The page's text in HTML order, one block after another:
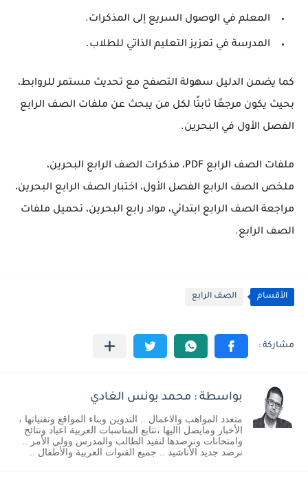
المعلم في الوصول السريع إلى المذكرات.
المدرسة في تعزيز التعليم الذاتي للطلاب.
كما يضمن الدليل سهولة التصفح مع تحديث مستمر للروابط،
بحيث يكون مرجعًا ثابتًا لكل من يبحث عن ملفات الصف الرابع
الفصل الأول في البحرين.
ملفات الصف الرابع PDF، مذكرات الصف الرابع البحرين،
ملخص الصف الرابع الفصل الأول، اختبار الصف الرابع البحرين،
مراجعة الصف الرابع ابتدائي، مواد رابع البحرين، تحميل ملفات
الصف الرابع.
الأقسام الصف الرابع
بواسطة : محمد يونس الغادي
متعدد المواهب والاعمال .. التدوين وبناء المواقع وتقنياتها ،
الأخبار ومايصل االيها ،نتابع المناسبات العربية اعياد ونتائج
وامتحانات ونرصدها لنفيد الطالب والمدرس وولي الأمر ..
نرصد جديد الأناشيد .. جميع القنوات العربية والأطفال ..